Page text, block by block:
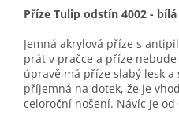
Příze Tulip odstín 4002 - bílá
Jemná akrylová příze s
prát v pračce a příze
úpravě má příze slabý lesk a
příjemná na dotek, že je
celoroční nošení. Návíc je od